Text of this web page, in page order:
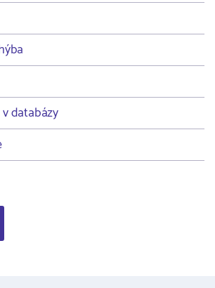
databázy